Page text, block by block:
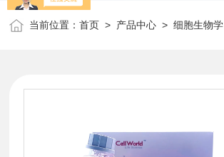
当前位置：首页 > 产品中心 >细胞生物学